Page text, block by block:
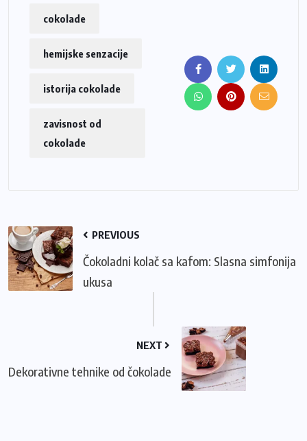
cokolade
hemijske senzacije
istorija cokolade
zavisnost od
cokolade
PREVIOUS
Čokoladni kolač sa kafom: Slasna simfonija
ukusa
NEXT
Dekorativne tehnike od čokolade